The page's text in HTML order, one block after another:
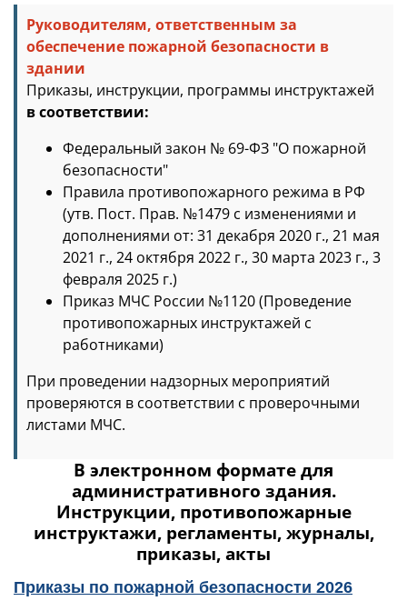
Руководителям, ответственным за
обеспечение пожарной безопасности в
здании
Приказы, инструкции, программы инструктажей
в соответствии:
Федеральный закон № 69-ФЗ "О пожарной
безопасности"
Правила противопожарного режима в РФ
(утв. Пост. Прав. №1479 с изменениями и
дополнениями от: 31 декабря 2020 г., 21 мая
2021 г., 24 октября 2022 г., 30 марта 2023 г., 3
февраля 2025 г.)
Приказ МЧС России №1120 (Проведение
противопожарных инструктажей с
работниками)
При проведении надзорных мероприятий
проверяются в соответствии с проверочными
листами МЧС.
В электронном формате для
административного здания.
Инструкции, противопожарные
инструктажи, регламенты, журналы,
приказы, акты
Приказы по пожарной безопасности 2026